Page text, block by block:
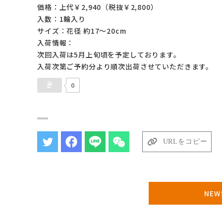
価格：上代￥2,940（税抜￥2,800）
入数：1輪入り
サイズ：花径 約17～20cm
入荷情報：
次回入荷は5月上旬頃を予定しております。
入荷次第ご予約分より順次出荷させていただきます。
0
URLをコピー